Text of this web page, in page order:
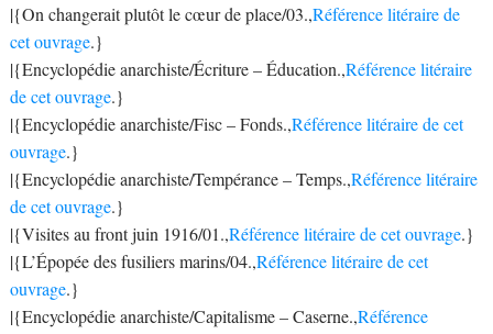
|{On changerait plutôt le cœur de place/03.,Référence litéraire de
cet ouvrage.}
|{Encyclopédie anarchiste/Écriture – Éducation.,Référence litéraire
de cet ouvrage.}
|{Encyclopédie anarchiste/Fisc – Fonds.,Référence litéraire de cet
ouvrage.}
|{Encyclopédie anarchiste/Tempérance – Temps.,Référence litéraire
de cet ouvrage.}
|{Visites au front juin 1916/01.,Référence litéraire de cet ouvrage.}
|{L’Épopée des fusiliers marins/04.,Référence litéraire de cet
ouvrage.}
|{Encyclopédie anarchiste/Capitalisme – Caserne.,Référence